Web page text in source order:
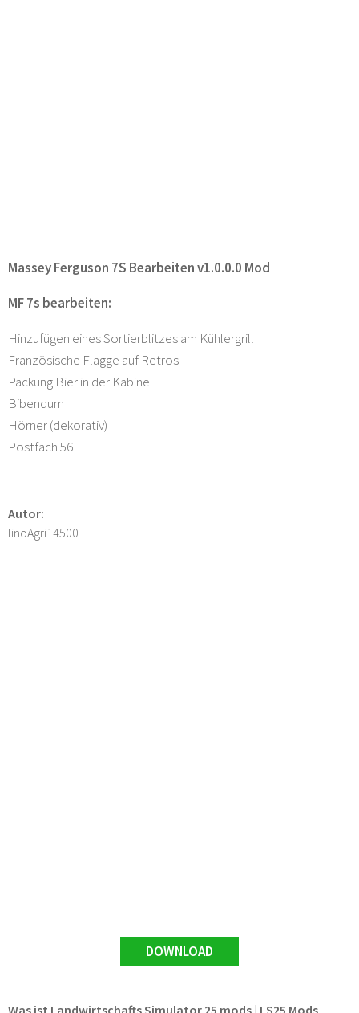
Massey Ferguson 7S Bearbeiten v1.0.0.0 Mod
MF 7s bearbeiten:
Hinzufügen eines Sortierblitzes am Kühlergrill
Französische Flagge auf Retros
Packung Bier in der Kabine
Bibendum
Hörner (dekorativ)
Postfach 56
Autor:
linoAgri14500
DOWNLOAD
Was ist Landwirtschafts Simulator 25 mods | LS25 Mods